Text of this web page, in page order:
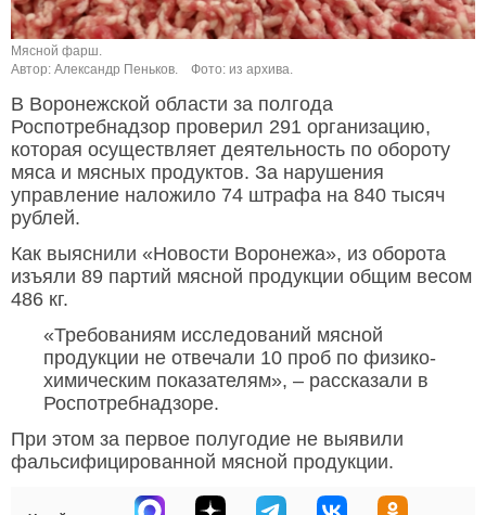
Мясной фарш.
Автор: Александр Пеньков.
Фото: из архива.
В Воронежской области за полгода
Роспотребнадзор проверил 291 организацию,
которая осуществляет деятельность по обороту
мяса и мясных продуктов. За нарушения
управление наложило 74 штрафа на 840 тысяч
рублей.
Как выяснили «Новости Воронежа», из оборота
изъяли 89 партий мясной продукции общим весом
486 кг.
«Требованиям исследований мясной
продукции не отвечали 10 проб по физико-
химическим показателям», – рассказали в
Роспотребнадзоре.
При этом за первое полугодие не выявили
фальсифицированной мясной продукции.